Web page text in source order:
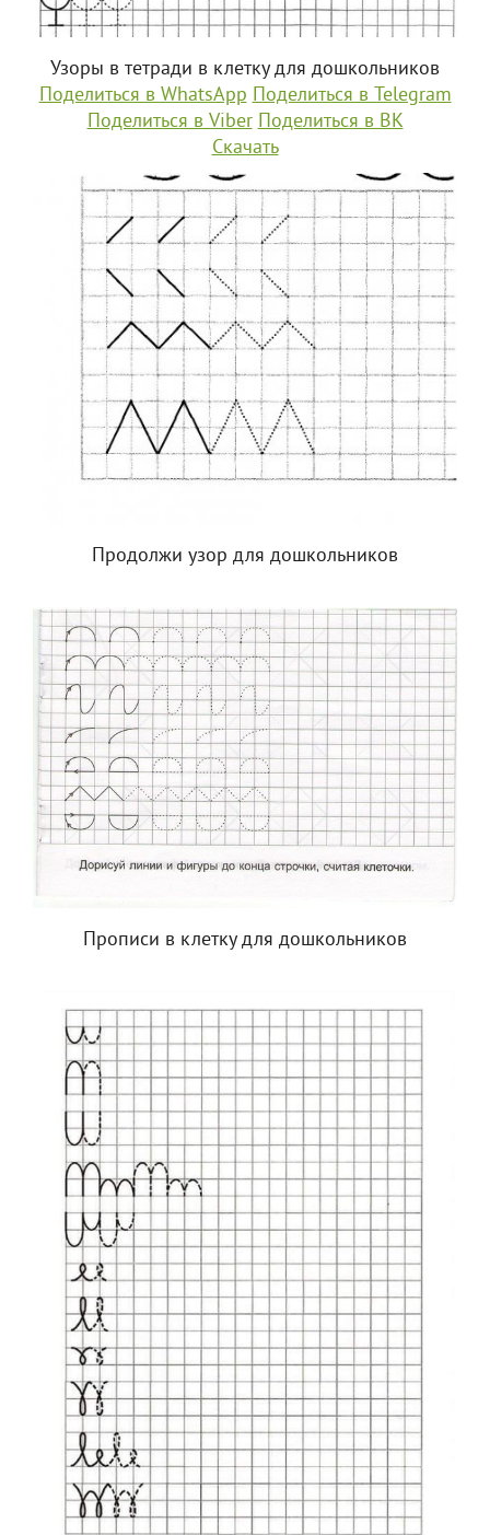
Узоры в тетради в клетку для дошкольников
Поделиться в WhatsApp Поделиться в Telegram
Поделиться в Viber Поделиться в ВК
Скачать
Продолжи узор для дошкольников
Прописи в клетку для дошкольников